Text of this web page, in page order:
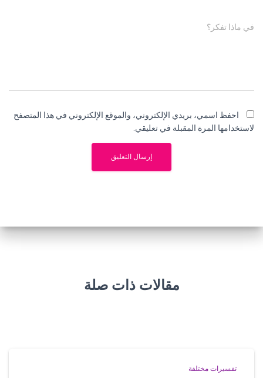
في ماذا تفكر؟
احفظ اسمي، بريدي الإلكتروني، والموقع الإلكتروني في هذا المتصفح
لاستخدامها المرة المقبلة في تعليقي.
مقالات ذات صلة
تفسيرات مختلفة